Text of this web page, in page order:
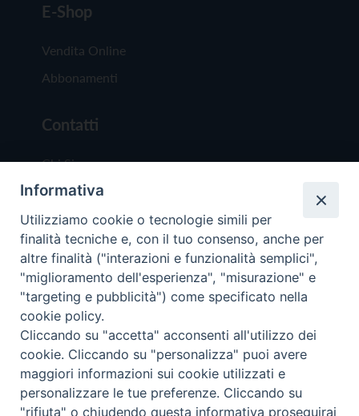
E-Shop
Vendita Online
Abbonamenti
Contatti
Chi Siamo
Redazione
Scrivici
Copyright © 2019 - Tutti i diritti riservati - Vita
Trentina Editrice
Privacy Policy
Torna
Informativa
Utilizziamo cookie o tecnologie simili per
finalità tecniche e, con il tuo consenso, anche per
altre finalità ("interazioni e funzionalità semplici",
"miglioramento dell'esperienza", "misurazione" e
"targeting e pubblicità") come specificato nella
cookie policy.
Cliccando su "accetta" acconsenti all'utilizzo dei
cookie. Cliccando su "personalizza" puoi avere
maggiori informazioni sui cookie utilizzati e
personalizzare le tue preferenze. Cliccando su
"rifiuta" o chiudendo questa informativa proseguirai